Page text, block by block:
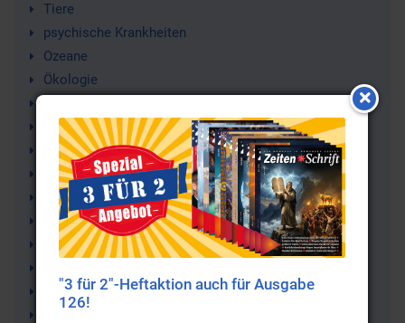
Tiere
psychische Krankheiten
Ozeane
Ökologie
Chi/Qi
Meeressäuger
Meere
Lebensenergie
Leben
Heilung
Erde
"3 für 2"-Heftaktion auch für Ausgabe
126!